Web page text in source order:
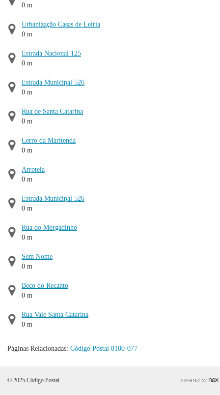
0 m
Urbanização Casas de Leiria
0 m
Estrada Nacional 125
0 m
Estrada Municipal 526
0 m
Rua de Santa Catarina
0 m
Cerro da Maritenda
0 m
Arroteia
0 m
Estrada Municipal 526
0 m
Rua do Morgadinho
0 m
Sem Nome
0 m
Beco do Recanto
0 m
Rua Vale Santa Catarina
0 m
Páginas Relacionadas: Código Postal 8100-077
© 2025 Código Postal